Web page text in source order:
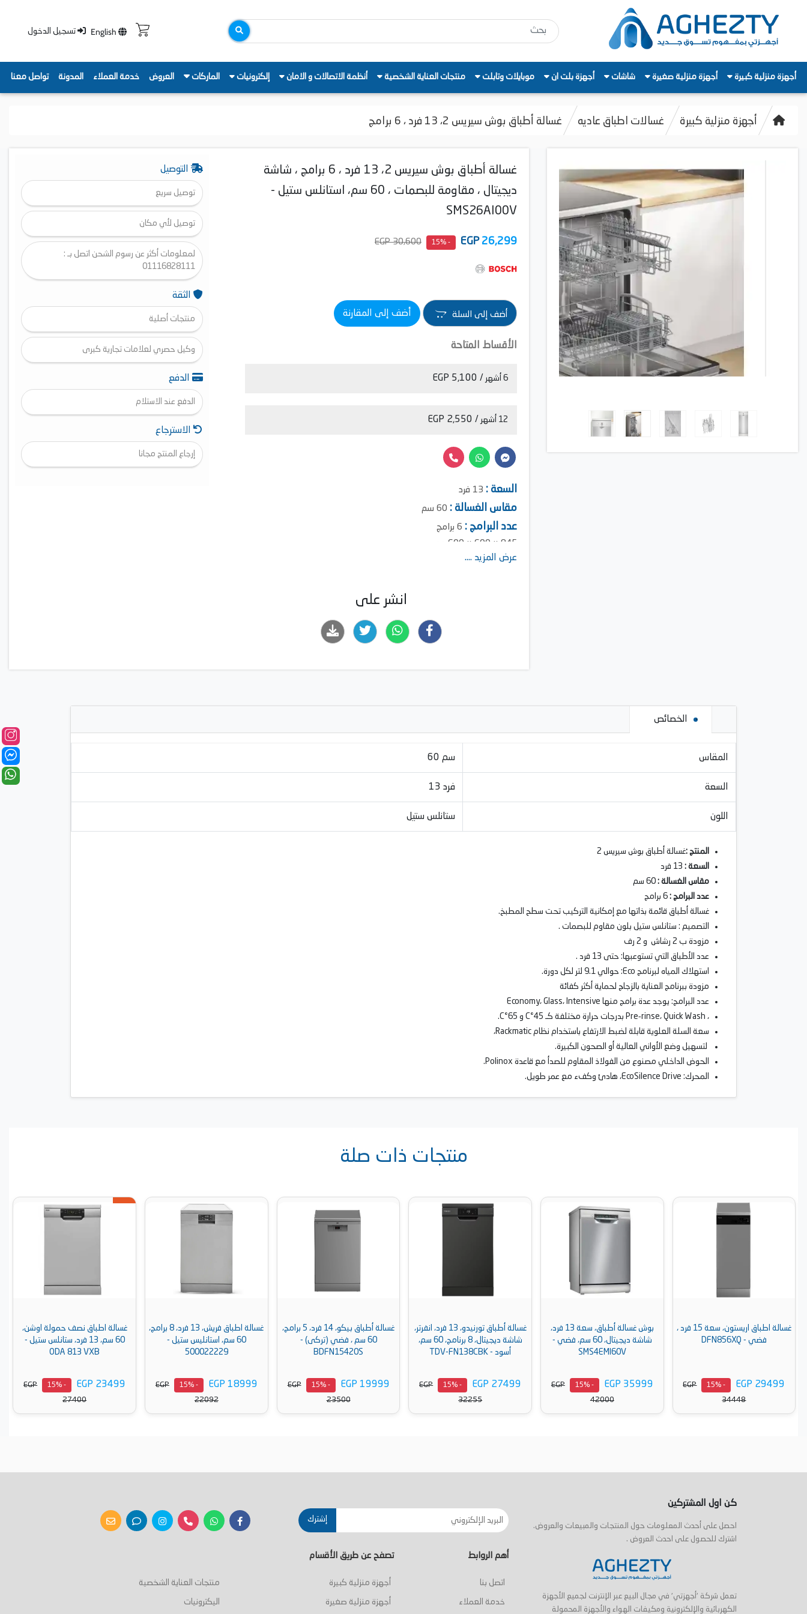
English تسجيل الدخول
أجهزة منزلية كبيرة أجهزة منزلية صغيرة شاشات أجهزة بلت ان موبايلات وتابلت منتجات العناية الشخصية أنظمة الاتصالات و الامان إلكترونيات الماركات العروض خدمة العملاء المدونة تواصل معنا
أجهزة منزلية كبيرة غسالات اطباق عاديه غسالة أطباق بوش سيريس 2، 13 فرد ، 6 برامج
غسالة أطباق بوش سيريس 2، 13 فرد ، 6 برامج ، شاشة
ديجيتال ، مقاومة للبصمات ، 60 سم، استانلس ستيل -
SMS26AI00V
26,299
EGP
- 15%
30,600 EGP
أضف إلى السلة أضف إلى المقارنة
الأقساط المتاحة
6 أشهر / 5,100 EGP
12 أشهر / 2,550 EGP
السعة :
مقاس الغسالة :
عدد البرامج :
845 × 600 × 600 مم
عرض المزيد ....
انشر على
التوصيل
توصيل سريع
توصيل لأي مكان
لمعلومات أكثر عن رسوم الشحن اتصل بـ :
01116828111
الثقة
منتجات أصلية
وكيل حصري لعلامات تجارية كبرى
الدفع
الدفع عند الاستلام
الاسترجاع
إرجاع المنتج مجانا
الخصائص
المقاس 60 سم
السعة 13 فرد
اللون ستانلس ستيل
المنتج :غسالة أطباق بوش سيريس 2
السعة :
مقاس الغسالة :
عدد البرامج :
غسالة أطباق قائمة بذاتها مع إمكانية التركيب تحت سطح المطبخ.
التصميم : ستانلس ستيل بلون مقاوم للبصمات .
مزودة ب 2 رشاش و 2 رف
عدد الأطباق التي تستوعبها: حتى 13 فرد .
استهلاك المياه لبرنامج Eco: حوالي 9.1 لتر لكل دورة.
مزودة ببرنامج العناية بالزجاج لحماية أكثر كفائة
عدد البرامج: يوجد عدة برامج منها Economy، Glass، Intensive
، Pre‑rinse، Quick Wash بدرجات حرارة مختلفة كـ 45°C و 65°C.
سعة السلة العلوية قابلة لضبط الارتفاع باستخدام نظام Rackmatic،
لتسهيل وضع الأواني العالية أو الصحون الكبيرة.
الحوض الداخلي مصنوع من الفولاذ المقاوم للصدأ مع قاعدة Polinox.
المحرك: EcoSilence Drive، هادئ وكفء مع عمر طويل.
منتجات ذات صلة
غسالة اطباق اريستون، سعة 15 فرد ،
EGP
بوش غسالة أطباق، سعة 13 فرد،
شاشة ديجيتال، 60 سم، فضي -
EGP 35999
EGP
غسالة أطباق تورنيدو، 13 فرد، انفرتر،
شاشة ديجيتال، 8 برنامج، 60 سم،
أسود - TDV-FN138CBK
EGP 27499
EGP
غسالة أطباق بيكو، 14 فرد، 5 برامج،
60 سم ، فضي (تركى) -
BDFN15420S
EGP 19999
EGP
غسالة اطباق فريش، 13 فرد، 8 برامج،
60 سم، استانليس ستيل -
EGP 18999
EGP
غسالة اطباق نصف حمولة اوشن،
60 سم، 13 فرد، ستانلس ستيل -
EGP 23499
EGP
EGP 25999
كن اول المشتركين
احصل على أحدث المعلومات حول المنتجات والمبيعات والعروض.
اشترك للحصول على احدث العروض .
إشترك
تعمل شركة 'أجهزتي' في مجال البيع عبر الإنترنت لجميع الأجهزة
الكهربائية والإلكترونية ومكيفات الهواء والأجهزة المحمولة
أهم الروابط
اتصل بنا
خدمة العملاء
تصفح عن طريق الأقسام
أجهزة منزلية كبيرة
أجهزة منزلية صغيرة
منتجات العناية الشخصية
اليكترونيات